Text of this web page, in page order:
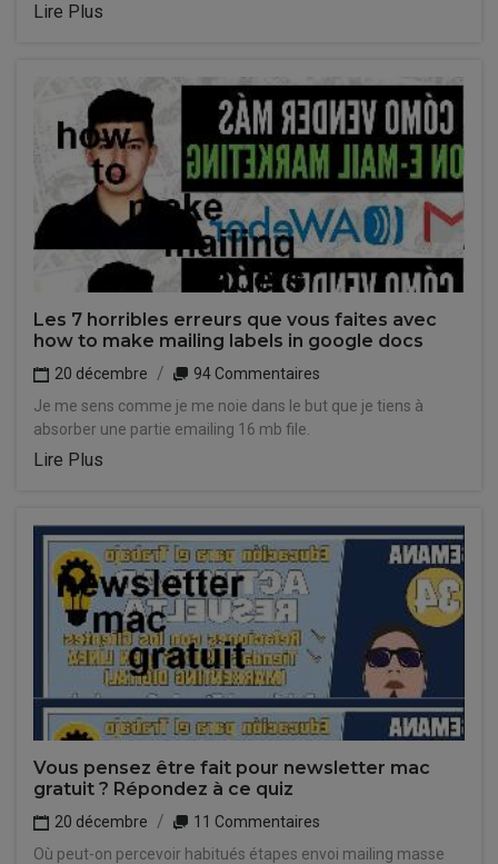
Lire Plus
Les 7 horribles erreurs que vous faites avec
how to make mailing labels in google docs
20 décembre
94 Commentaires
Je me sens comme je me noie dans le but que je tiens à
absorber une partie emailing 16 mb file.
Lire Plus
Vous pensez être fait pour newsletter mac
gratuit ? Répondez à ce quiz
20 décembre
11 Commentaires
Où peut-on percevoir habitués étapes envoi mailing masse